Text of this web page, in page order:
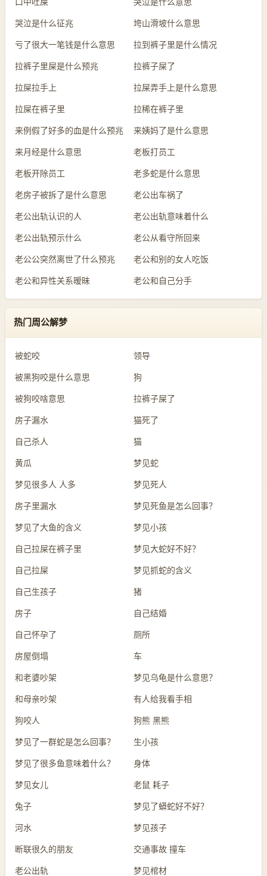
哭泣是什么征兆 垮山滑坡什么意思
亏了很大一笔钱是什么意思 拉到裤子里是什么情况
拉裤子里屎是什么预兆 拉裤子屎了
拉屎拉手上 拉屎弄手上是什么意思
拉屎在裤子里 拉稀在裤子里
来例假了好多的血是什么预兆 来姨妈了是什么意思
来月经是什么意思 老板打员工
老板开除员工 老多蛇是什么意思
老房子被拆了是什么意思 老公出车祸了
老公出轨认识的人 老公出轨意味着什么
老公出轨预示什么 老公从看守所回来
老公公突然离世了什么预兆 老公和别的女人吃饭
老公和异性关系暧昧 老公和自己分手
热门周公解梦
被蛇咬 领导
被黑狗咬是什么意思 狗
被狗咬啥意思 拉裤子屎了
房子漏水 猫死了
自己杀人 猫
黄瓜 梦见蛇
梦见很多人 人多 梦见死人
房子里漏水 梦见死鱼是怎么回事？
梦见了大鱼的含义 梦见小孩
自己拉屎在裤子里 梦见大蛇好不好？
自己拉屎 梦见抓蛇的含义
自己生孩子 猪
房子 自己结婚
自己怀孕了 厕所
房屋倒塌 车
和老婆吵架 梦见乌龟是什么意思？
和母亲吵架 有人给我看手相
狗咬人 狗熊 黑熊
梦见了一群蛇是怎么回事？ 生小孩
梦见了很多鱼意味着什么？ 身体
梦见女儿 老鼠 耗子
兔子 梦见了蟒蛇好不好？
河水 梦见孩子
断联很久的朋友 交通事故 撞车
老公出轨 梦见棺材